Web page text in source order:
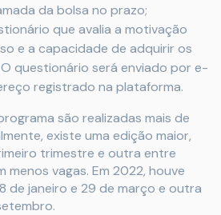
da bolsa no prazo;
que avalia a motivação
e a capacidade de adquirir os
questionário será enviado por e-
registrado na plataforma.
são realizadas mais de
existe uma edição maior,
trimestre e outra entre
menos vagas. Em 2022, houve
de janeiro e 29 de março e outra